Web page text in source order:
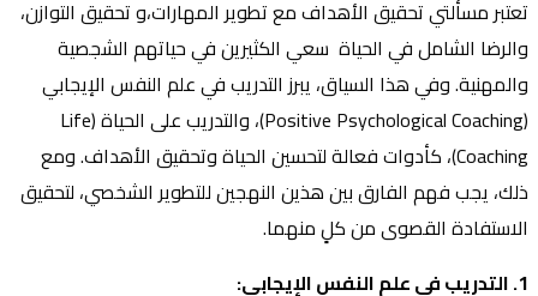
تعتبر مسألتي تحقيق الأهداف مع تطوير المهارات،و تحقيق التوازن،
والرضا الشامل في الحياة سعي الكثيرين في حياتهم الشجصية
والمهنية. وفي هذا السياق، يبرز التدريب في علم النفس الإيجابي
(Positive Psychological Coaching)، والتدريب على الحياة (Life
Coaching)، كأدوات فعالة لتحسين الحياة وتحقيق الأهداف. ومع
ذلك، يجب فهم الفارق بين هذين النهجين للتطوير الشخصي، لتحقيق
الاستفادة القصوى من كلٍ منهما.
1. التدريب في علم النفس الإيجابي: